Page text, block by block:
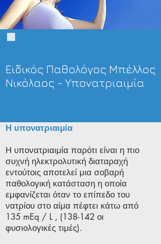
Ειδικός Παθολόγος Μπέλλος
Νικόλαος - Υπονατριαιμία
Η υπονατριαιμία
Η υπονατριαιμία παρότι είναι η πιο
συχνή ηλεκτρολυτική διαταραχή
εντούτοις αποτελεί μια σοβαρή
παθολογική κατάσταση η οποία
εμφανίζεται όταν το επίπεδο του
νατρίου στο αίμα πέφτει κάτω από
135 mEq / L , (138-142 οι
φυσιολογικές τιμές).